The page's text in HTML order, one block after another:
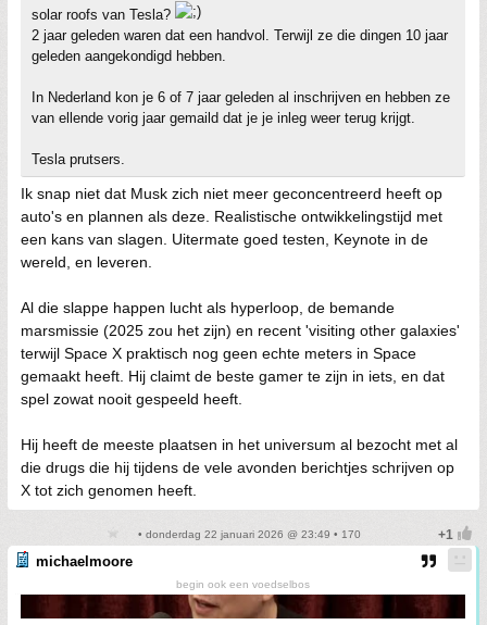
solar roofs van Tesla?
2 jaar geleden waren dat een handvol. Terwijl ze die dingen 10 jaar
geleden aangekondigd hebben.
In Nederland kon je 6 of 7 jaar geleden al inschrijven en hebben ze
van ellende vorig jaar gemaild dat je je inleg weer terug krijgt.
Tesla prutsers.
Ik snap niet dat Musk zich niet meer geconcentreerd heeft op
auto's en plannen als deze. Realistische ontwikkelingstijd met
een kans van slagen. Uitermate goed testen, Keynote in de
wereld, en leveren.
Al die slappe happen lucht als hyperloop, de bemande
marsmissie (2025 zou het zijn) en recent 'visiting other galaxies'
terwijl Space X praktisch nog geen echte meters in Space
gemaakt heeft. Hij claimt de beste gamer te zijn in iets, en dat
spel zowat nooit gespeeld heeft.
Hij heeft de meeste plaatsen in het universum al bezocht met al
die drugs die hij tijdens de vele avonden berichtjes schrijven op
X tot zich genomen heeft.
• donderdag 22 januari 2026 @ 23:49 • 170
michaelmoore
begin ook een voedselbos